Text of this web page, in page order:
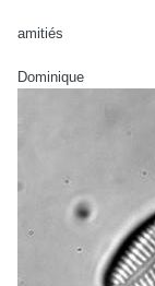
amitiés
Dominique